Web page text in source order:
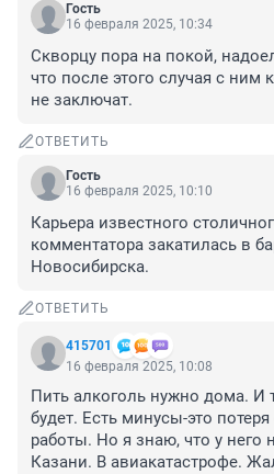
Гость
16 февраля 2025, 10:34
Скворцу пора на покой,
что после этого случая с
не заключат.
ОТВЕТИТЬ
Гость
16 февраля 2025, 10:10
Карьера известного
комментатора закатилась в
Новосибирска.
ОТВЕТИТЬ
415701
16 февраля 2025, 10:08
Пить алкоголь нужно дома. И
будет. Есть минусы-это
работы. Но я знаю, что у него
Казани. В авиакатастрофе.